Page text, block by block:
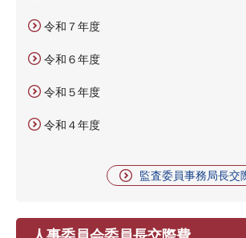
令和７年度
令和６年度
令和５年度
令和４年度
監査委員事務局長交